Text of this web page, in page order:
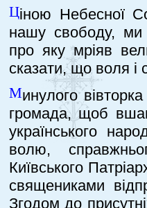
Ціною Небесної
нашу свободу, ми
про яку мріяв
сказати, що воля і
Минулого
громада, щоб
українського
волю,
Київського
священиками
Згодом до